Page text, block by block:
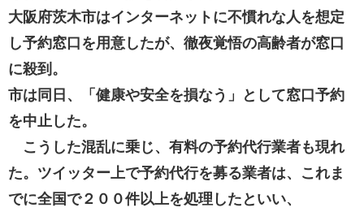
大阪府茨木市はインターネットに不慣れな人を想定
し予約窓口を用意したが、徹夜覚悟の高齢者が窓口
に殺到。
市は同日、「健康や安全を損なう」として窓口予約
を中止した。
こうした混乱に乗じ、有料の予約代行業者も現れ
た。ツイッター上で予約代行を募る業者は、これま
でに全国で２００件以上を処理したといい、